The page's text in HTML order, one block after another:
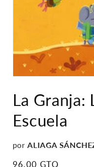
multimedia
una
ventana
La Granja:
Escuela
por ALIAGA
Precio
96.00 GTQ